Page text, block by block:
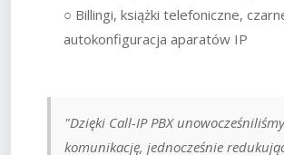
○ Billingi, książki telefoniczne,
autokonfiguracja aparatów IP
"Dzięki Call-IP PBX
komunikację, jednocześnie